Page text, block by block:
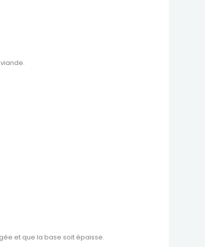
et que la base soit épaisse.